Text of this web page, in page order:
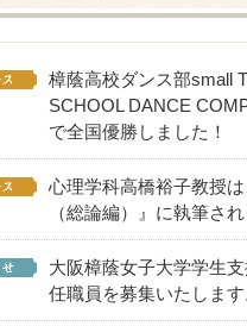
樟蔭高校ダンス部small
SCHOOL DANCE
で全国優勝しました！
心理学科高橋裕子教授
（総論編）』に執筆され
大阪樟蔭女子大学学生
任職員を募集いたします